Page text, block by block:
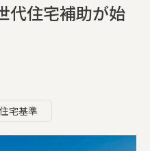
代住宅補助が始
宅基準